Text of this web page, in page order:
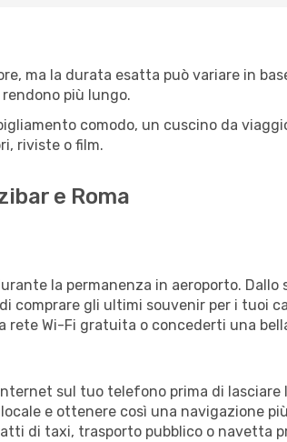
ma la durata esatta può variare in
più lungo.
comodo, un cuscino da
riviste o film.
e Roma
la permanenza in aeroporto.
comprare gli ultimi souvenir per i tuoi
Wi-Fi gratuita o concederti una
sul tuo telefono prima di lasciare
e ottenere così una navigazione
di taxi, trasporto pubblico o navetta